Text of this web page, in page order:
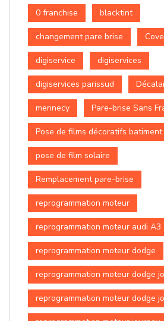
0 franchise blacktint
changement pare brise
digiservice digiservices
digiservices parissud
mennecy Pare-brise Sans
Pose de films décoratifs batiment
pose de film solaire
Remplacement pare-brise
reprogrammation moteur
reprogrammation moteur audi A3
reprogrammation moteur dodge
reprogrammation moteur dodge
reprogrammation moteur dodge